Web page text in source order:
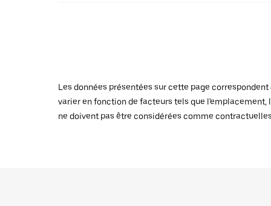
Les données présentées sur cette page
varier en fonction de facteurs tels que
ne doivent pas être considérées comme